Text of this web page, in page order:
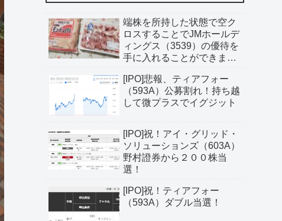
端株を所持した状態で空ク
ロスすることでJMホールデ
ィングス（3539）の優待を
手に入れることができまし
[IPO]悲報、ティアフォー
（593A）公募割れ！持ち越
して微プラスでイグジット
[IPO]祝！アイ・グリッド・
ソリューションズ（603A）
野村證券から２００株当
選！
[IPO]祝！ティアフォー
（593A）ダブル当選！